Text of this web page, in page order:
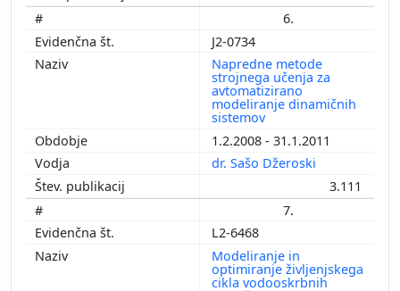
6.
J2-0734
Napredne metode
strojnega učenja za
avtomatizirano
modeliranje dinamičnih
sistemov
1.2.2008 - 31.1.2011
dr. Sašo Džeroski
3.111
7.
L2-6468
Modeliranje in
optimiranje življenjskega
cikla vodooskrbnih